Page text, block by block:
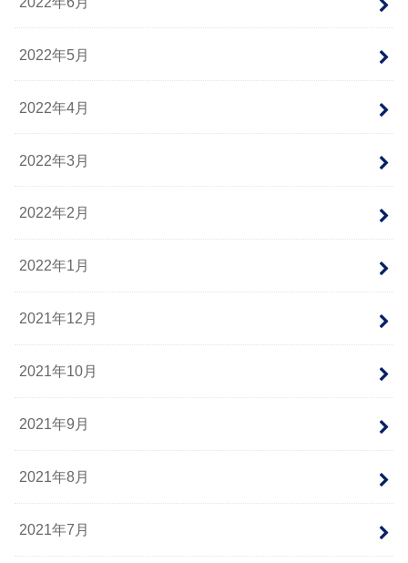
2022年5月
2022年4月
2022年3月
2022年2月
2022年1月
2021年12月
2021年10月
2021年9月
2021年8月
2021年7月